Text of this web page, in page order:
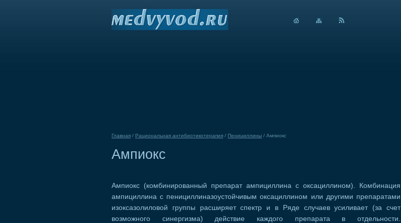
Главная / Рациональная антибиотикотерапия / Пенициллины / Ампиокс
Ампиокс
Ампиокс (комбинированный препарат ампициллина с оксациллином). Комбинация
ампициллина с пенициллиназоустойчивым оксациллином или другими препаратами
изоксазолиловой группы расширяет спектр и в Ряде случаев усиливает (за счет
возможного синергизма) действие каждого препарата в отдельности.